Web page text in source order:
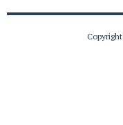
Copyright